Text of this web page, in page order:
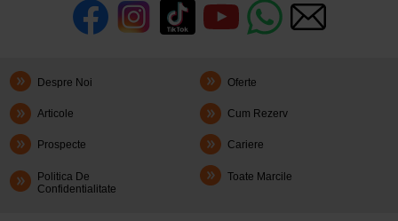
Despre Noi Oferte
Articole Cum Rezerv
Prospecte Cariere
Politica De
Confidentialitate
Toate Marcile